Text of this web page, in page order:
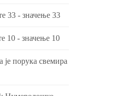
33 - значење 33
10 - значење 10
је порука свемира